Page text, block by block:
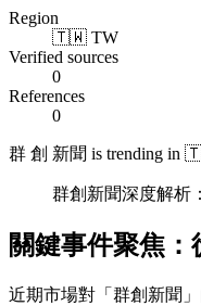
Region
🇹🇼 TW
Verified sources
0
References
0
群 創 新聞 is trending in
群創新聞深度解析
關鍵事件聚焦
近期市場對「群創新聞